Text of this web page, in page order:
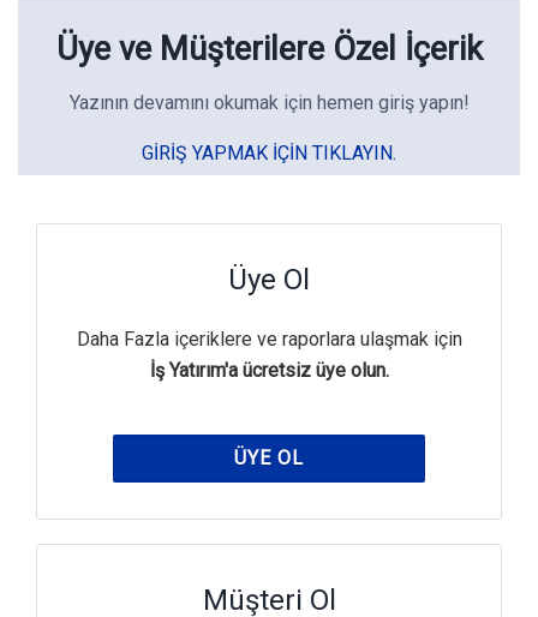
Üye ve Müşterilere Özel İçerik
Yazının devamını okumak için hemen giriş yapın!
GIRIŞ YAPMAK IÇIN TIKLAYIN.
Üye Ol
Daha Fazla içeriklere ve raporlara ulaşmak için
İş Yatırım'a ücretsiz üye olun.
ÜYE OL
Müşteri Ol